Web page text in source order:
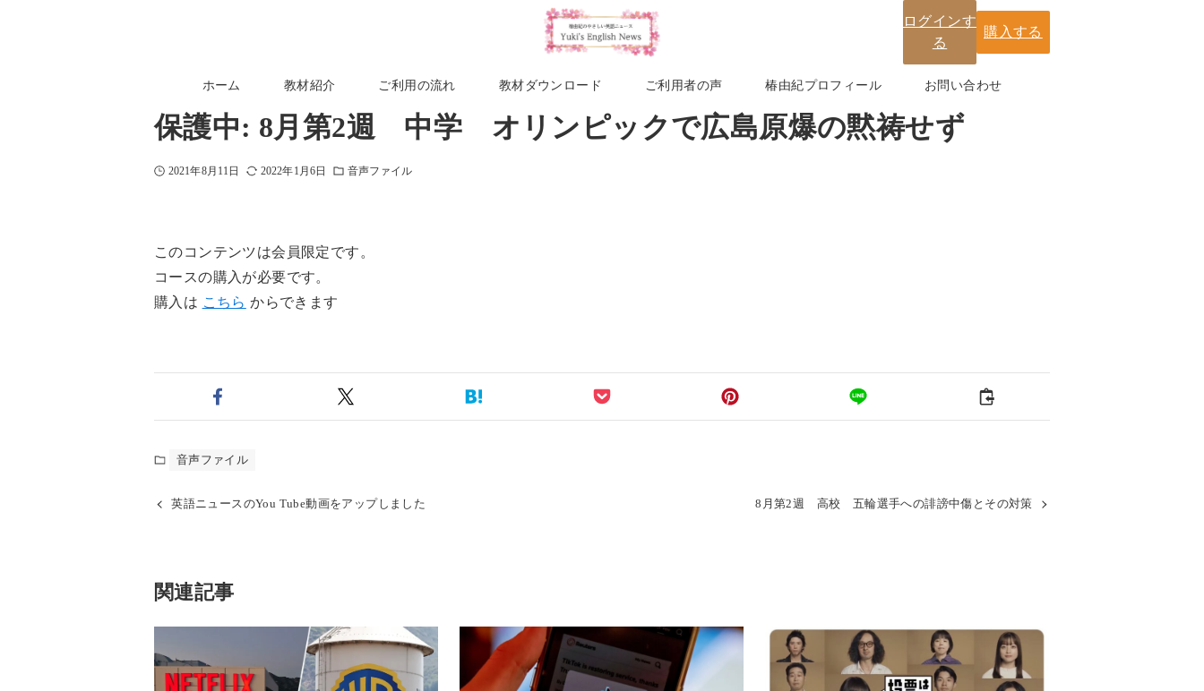
ログインす
る
購入する
ホーム 教材紹介 ご利用の流れ 教材ダウンロード ご利用者の声 椿由紀プロフィール お問い合わせ
保護中: 8月第2週 中学 オリンピックで広島原爆の黙祷せず
2021年8月11日 2022年1月6日 音声ファイル
このコンテンツは会員限定です。
コースの購入が必要です。
購入は こちら からできます
音声ファイル
英語ニュースのYou Tube動画をアップしました 8月第2週 高校 五輪選手への誹謗中傷とその対策
関連記事